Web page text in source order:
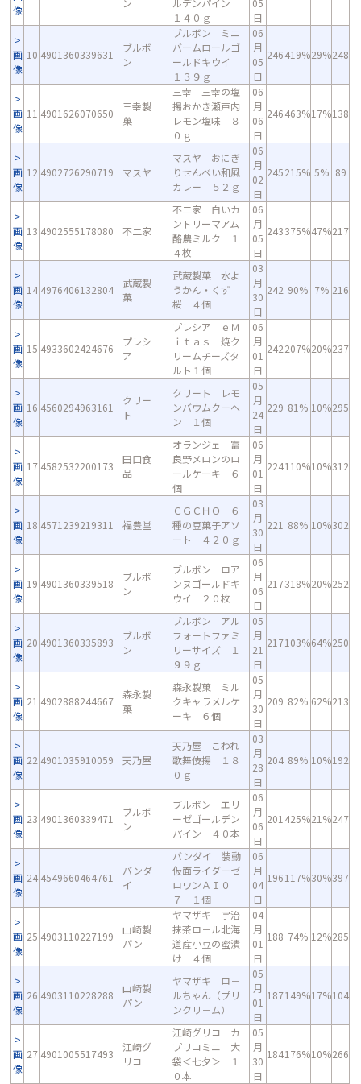
像
ン
ルデンパイン
１４０ｇ
05
日
画
像
10 4901360339631
ブルボ
ン
ブルボン ミニ
バームロールゴ
ールドキウイ
１３９ｇ
06
月
05
日
246419%29%248
画
像
11 4901626070650
三幸製
菓
三幸 三幸の塩
揚おかき瀬戸内
レモン塩味 ８
０ｇ
06
月
06
日
246463%17%138
画
像
12 4902726290719 マスヤ
マスヤ おにぎ
りせんべい和風
カレー ５２ｇ
06
月
02
日
245215% 5% 89
画
像
13 4902555178080 不二家
不二家 白いカ
ントリーマアム
酪農ミルク １
４枚
06
月
05
日
243375%47%217
画
像
14 4976406132804
武蔵製
菓
武蔵製菓 水よ
うかん・くず
桜 ４個
03
月
30
日
242 90% 7% 216
画
像
15 4933602424676
プレシ
ア
プレシア ｅＭ
ｉｔａｓ 焼ク
リームチーズタ
ルト１個
06
月
01
日
242207%20%237
画
像
16 4560294963161
クリー
ト
クリート レモ
ンバウムクーヘ
ン １個
05
月
24
日
229 81% 10%295
画
像
17 4582532200173
田口食
品
オランジェ 富
良野メロンのロ
ールケーキ ６
個
06
月
01
日
224110%10%312
画
像
18 4571239219311 福豊堂
ＣＧＣＨＯ ６
種の豆菓子アソ
ート ４２０ｇ
03
月
30
日
221 88% 10%302
画
像
19 4901360339518
ブルボ
ン
ブルボン ロア
ンヌゴールドキ
ウイ ２０枚
06
月
06
日
217318%20%252
画
像
20 4901360335893
ブルボ
ン
ブルボン アル
フォートファミ
リーサイズ １
９９ｇ
05
月
21
日
217103%64%250
画
像
21 4902888244667
森永製
菓
森永製菓 ミル
クキャラメルケ
ーキ ６個
05
月
30
日
209 82% 62%213
画
像
22 4901035910059 天乃屋
天乃屋 こわれ
歌舞伎揚 １８
０ｇ
03
月
28
日
204 89% 10%192
画
像
23 4901360339471
ブルボ
ン
ブルボン エリ
ーゼゴールデン
パイン ４０本
06
月
06
日
201 425%21%247
画
像
24 4549660464761
バンダ
イ
バンダイ 装動
仮面ライダーゼ
ロワンＡＩ０
７ １個
06
月
04
日
196117%30%397
画
像
25 4903110227199
山崎製
パン
ヤマザキ 宇治
抹茶ロ－ル北海
道産小豆の蜜漬
け ４個
04
月
01
日
188 74% 12%285
画
像
26 4903110228288
山崎製
パン
ヤマザキ ロ－
ルちゃん（プリ
ンクリ－ム）
05
月
01
日
187149%17%104
画
像
27 4901005517493
江崎グ
リコ
江崎グリコ カ
プリコミニ 大
袋＜七夕＞ １
０本
05
月
30
日
184176%10%266